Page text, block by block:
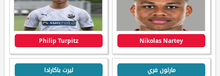
Nikolas Nartey
Philip Turpitz
مارلون فري ليرت باكارادا